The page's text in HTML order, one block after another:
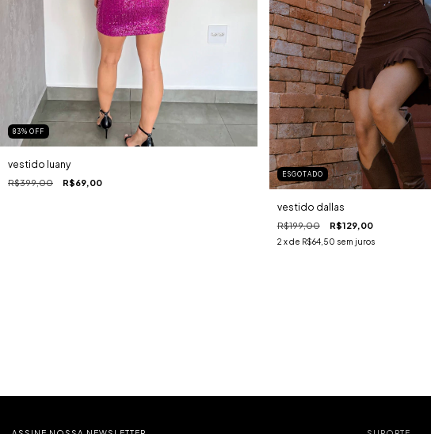
83% OFF
vestido luany
R$399,00 R$69,00
ESGOTADO
vestido dallas
R$199,00 R$129,00
2 x de R$64,50 sem juros